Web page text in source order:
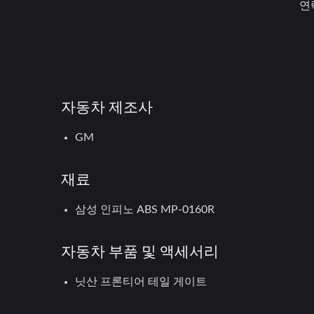
연
자동차 제조사
GM
재료
삼성 인피노 ABS MP-0160R
자동차 부품 및 액세서리
닛산 프론티어 테일 게이트